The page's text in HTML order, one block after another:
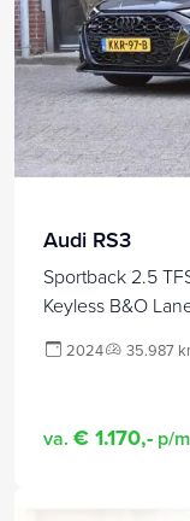
Audi RS3
Sportback 2.5
Keyless B&O
2024 35.987
va. € 1.170,- p/m